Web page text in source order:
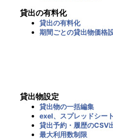
貸出の有料化
貸出の有料化
期間ごとの貸出物価格
貸出物設定
貸出物の一括編集
exel、スプレッドシー
貸出予約・履歴のCSV
最大利用数制限